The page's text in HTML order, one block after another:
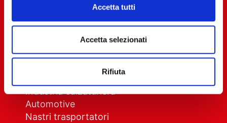
Accetta tutti
Accetta selezionati
Rifiuta
Industria calzaturiera
Automotive
Nastri trasportatori